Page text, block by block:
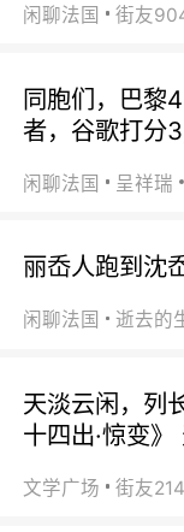
闲聊法国
同胞们，巴黎
者，谷歌打分
闲聊法国 呈祥瑞
丽岙人跑到沈
闲聊法国 逝去的
天淡云闲，列
十四出·惊变
文学广场